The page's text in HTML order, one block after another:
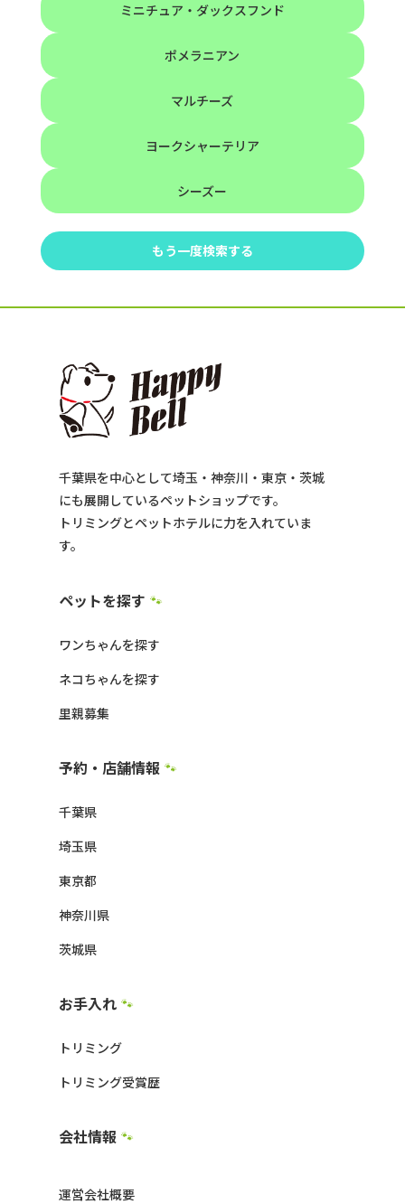
ミニチュア・ダックスフンド
ポメラニアン
マルチーズ
ヨークシャーテリア
シーズー
もう一度検索する
千葉県を中心として埼玉・神奈川・東京・茨城
にも展開しているペットショップです。
トリミングとペットホテルに力を入れていま
す。
ペットを探す 🐾
ワンちゃんを探す
ネコちゃんを探す
里親募集
予約・店舗情報 🐾
千葉県
埼玉県
東京都
神奈川県
茨城県
お手入れ 🐾
トリミング
トリミング受賞歴
会社情報 🐾
運営会社概要